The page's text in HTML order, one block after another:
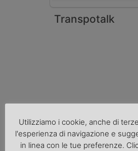
Transpotalk
Normativa
Utilizziamo i cookie, anche di
l'esperienza di navigazione e
in linea con le tue preferenze.